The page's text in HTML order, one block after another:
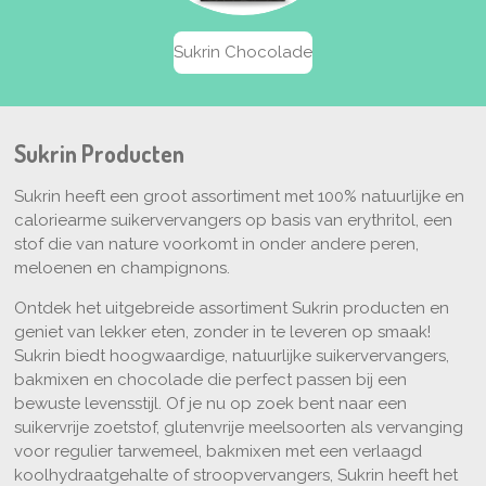
Sukrin Chocolade
Sukrin Producten
Sukrin heeft een groot assortiment met 100% natuurlijke en
caloriearme suikervervangersop basis van erythritol, een
stof die van nature voorkomt in onder andere peren,
meloenen en champignons.
Ontdek het uitgebreide assortiment Sukrin producten en
geniet van lekker eten, zonder in te leveren op smaak!
Sukrin biedt hoogwaardige, natuurlijke suikervervangers,
bakmixen en chocolade die perfect passen bij een
bewuste levensstijl. Of je nu op zoek bent naar een
suikervrije zoetstof, glutenvrije meelsoorten als vervanging
voor regulier tarwemeel, bakmixen met een verlaagd
koolhydraatgehalte of stroopvervangers, Sukrin heeft het